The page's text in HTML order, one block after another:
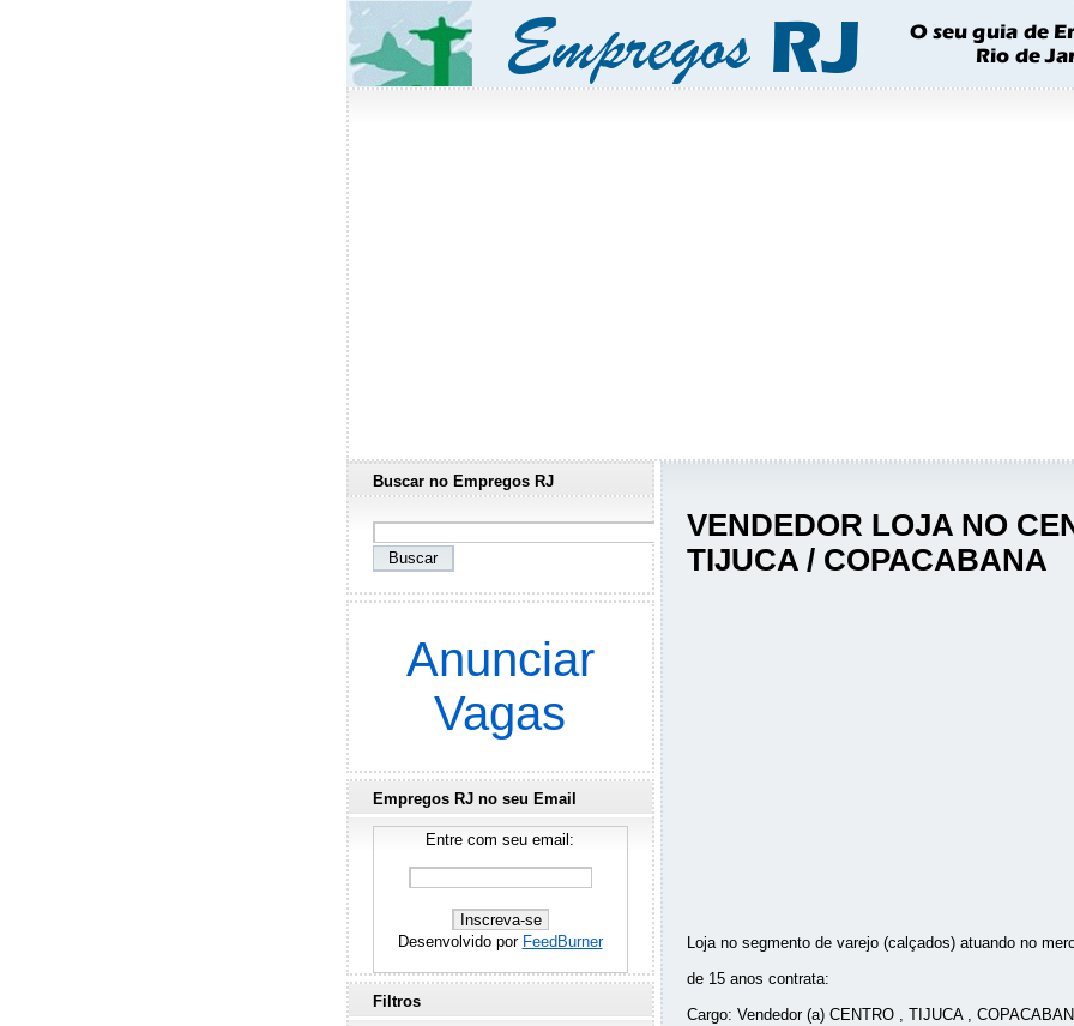
VENDEDOR LOJA NO
TIJUCA / COPACABANA
Loja no segmento de varejo (calçados) atuando no
de 15 anos contrata:
Cargo: Vendedor (a) CENTRO , TIJUCA ,
Buscar no Empregos RJ
Anunciar
Vagas
Empregos RJ no seu Email
Entre com seu email:
Desenvolvido por FeedBurner
Filtros